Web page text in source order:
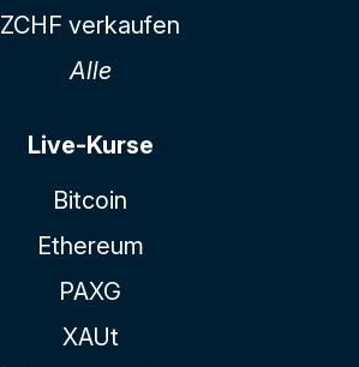
ZCHF verkaufen
Alle
Live-Kurse
Bitcoin
Ethereum
PAXG
XAUt